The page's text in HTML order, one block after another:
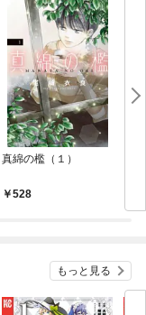
真綿の檻（１）
528
もっと見る